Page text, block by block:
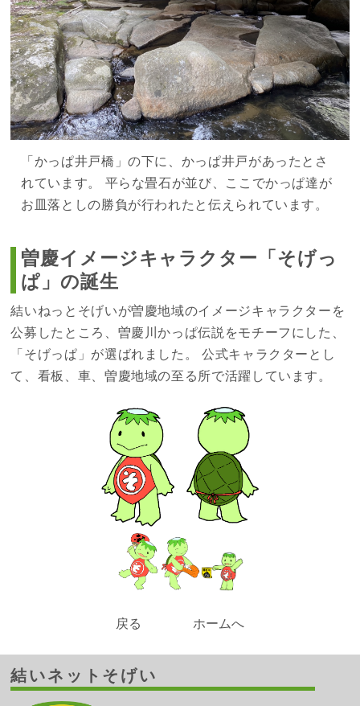
「かっぱ井戸橋」の下に、かっぱ井戸があったとさ
れています。 平らな畳石が並び、ここでかっぱ達が
お皿落としの勝負が行われたと伝えられています。
曽慶イメージキャラクター「そげっ
ぱ」の誕生
結いねっとそげいが曽慶地域のイメージキャラクターを
公募したところ、曽慶川かっぱ伝説をモチーフにした、
「そげっぱ」が選ばれました。 公式キャラクターとし
て、看板、車、曽慶地域の至る所で活躍しています。
戻る ホームへ
結いネットそげい